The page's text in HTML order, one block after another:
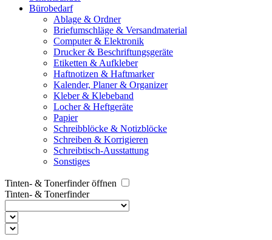
Bürobedarf
Ablage & Ordner
Briefumschläge & Versandmaterial
Computer & Elektronik
Drucker & Beschriftungsgeräte
Etiketten & Aufkleber
Haftnotizen & Haftmarker
Kalender, Planer & Organizer
Kleber & Klebeband
Locher & Heftgeräte
Papier
Schreibblöcke & Notizblöcke
Schreiben & Korrigieren
Schreibtisch-Ausstattung
Sonstiges
Tinten- & Tonerfinder öffnen
Tinten- & Tonerfinder